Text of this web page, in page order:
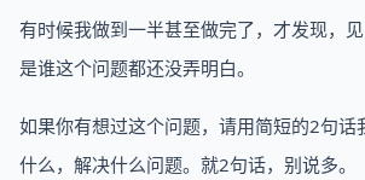
有时候我做到一半甚至做完了，才发现，
是谁这个问题都还没弄明白。
如果你有想过这个问题，请用简短的2句话
什么，解决什么问题。就2句话，别说多。